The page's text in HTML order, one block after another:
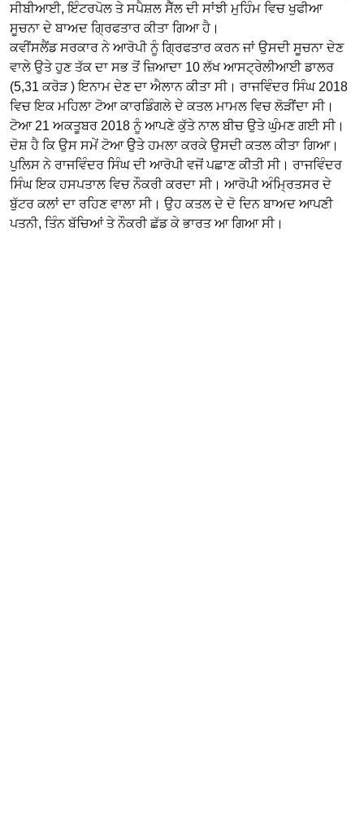
ਸੀਬੀਆਈ, ਇੰਟਰਪੋਲ ਤੇ ਸਪੈਸ਼ਲ ਸੈੱਲ ਦੀ ਸਾਂਝੀ ਮੁਹਿੰਮ ਵਿਚ ਖੁਫੀਆ
ਸੂਚਨਾ ਦੇ ਬਾਅਦ ਗ੍ਰਿਫਤਾਰ ਕੀਤਾ ਗਿਆ ਹੈ।
ਕਵੀਂਸਲੈਂਡ ਸਰਕਾਰ ਨੇ ਆਰੋਪੀ ਨੂੰ ਗ੍ਰਿਫਤਾਰ ਕਰਨ ਜਾਂ ਉਸਦੀ ਸੂਚਨਾ ਦੇਣ
ਵਾਲੇ ਉਤੇ ਹੁਣ ਤੱਕ ਦਾ ਸਭ ਤੋਂ ਜ਼ਿਆਦਾ 10 ਲੱਖ ਆਸਟ੍ਰੇਲੀਆਈ ਡਾਲਰ
(5,31 ਕਰੋੜ ) ਇਨਾਮ ਦੇਣ ਦਾ ਐਲਾਨ ਕੀਤਾ ਸੀ। ਰਾਜਵਿੰਦਰ ਸਿੰਘ 2018
ਵਿਚ ਇਕ ਮਹਿਲਾ ਟੋਆ ਕਾਰਡਿੰਗਲੇ ਦੇ ਕਤਲ ਮਾਮਲ ਵਿਚ ਲੋੜੀਂਦਾ ਸੀ।
ਟੋਆ 21 ਅਕਤੂਬਰ 2018 ਨੂੰ ਆਪਣੇ ਕੁੱਤੇ ਨਾਲ ਬੀਚ ਉਤੇ ਘੁੰਮਣ ਗਈ ਸੀ।
ਦੋਸ਼ ਹੈ ਕਿ ਉਸ ਸਮੇਂ ਟੋਆ ਉੇਤੇ ਹਮਲਾ ਕਰਕੇ ਉਸਦੀ ਕਤਲ ਕੀਤਾ ਗਿਆ।
ਪੁਲਿਸ ਨੇ ਰਾਜਵਿੰਦਰ ਸਿੰਘ ਦੀ ਆਰੋਪੀ ਵਜੋਂ ਪਛਾਣ ਕੀਤੀ ਸੀ। ਰਾਜਵਿੰਦਰ
ਸਿੰਘ ਇਕ ਹਸਪਤਾਲ ਵਿਚ ਨੌਕਰੀ ਕਰਦਾ ਸੀ। ਆਰੋਪੀ ਅੰਮ੍ਰਿਤਸਰ ਦੇ
ਬੁੱਟਰ ਕਲਾਂ ਦਾ ਰਹਿਣ ਵਾਲਾ ਸੀ। ਉਹ ਕਤਲ ਦੇ ਦੋ ਦਿਨ ਬਾਅਦ ਆਪਣੀ
ਪਤਨੀ, ਤਿੰਨ ਬੱਚਿਆਂ ਤੇ ਨੌਕਰੀ ਛੱਡ ਕੇ ਭਾਰਤ ਆ ਗਿਆ ਸੀ।